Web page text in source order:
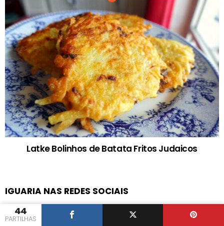
44
PARTILHAS
Latke Bolinhos de Batata Fritos Judaicos
IGUARIA NAS REDES SOCIAIS
facebook